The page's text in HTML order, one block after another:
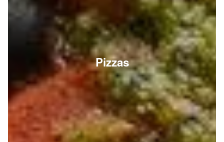
Pizzas